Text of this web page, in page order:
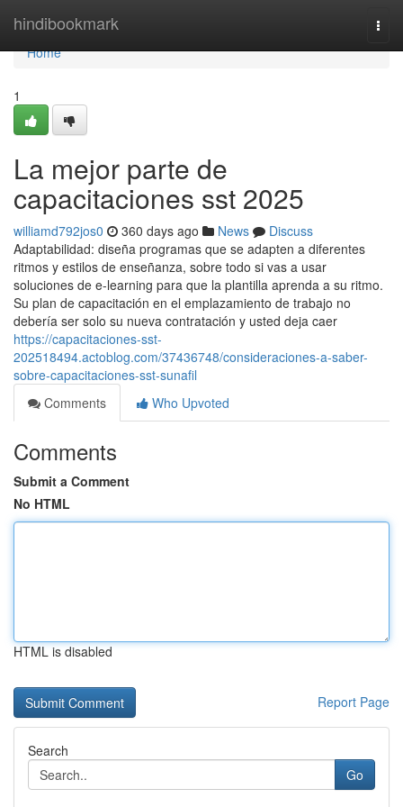
hindibookmark
Home
Home
1
La mejor parte de
capacitaciones sst 2025
williamd792jos0 360 days ago News
Discuss
Adaptabilidad: diseña programas que se adapten a diferentes
ritmos y estilos de enseñanza, sobre todo si vas a usar
soluciones de e-learning para que la plantilla aprenda a su ritmo.
Su plan de capacitación en el emplazamiento de trabajo no
debería ser solo su nueva contratación y usted deja caer
https://capacitaciones-sst-
202518494.actoblog.com/37436748/consideraciones-a-saber-
sobre-capacitaciones-sst-sunafil
Comments
Who Upvoted
Comments
Submit a Comment
No HTML
HTML is disabled
Report Page
Search
Go